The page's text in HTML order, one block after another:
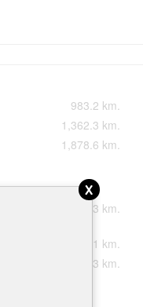
983.2 km.
1,362.3 km.
1,878.6 km.
288.3 km.
366.1 km.
476.3 km.
x